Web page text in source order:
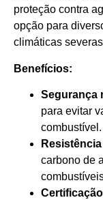
proteção contra
opção para
climáticas
Benefícios:
Segurança
para evitar
combustível.
carbono de